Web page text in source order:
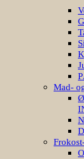
Mad-